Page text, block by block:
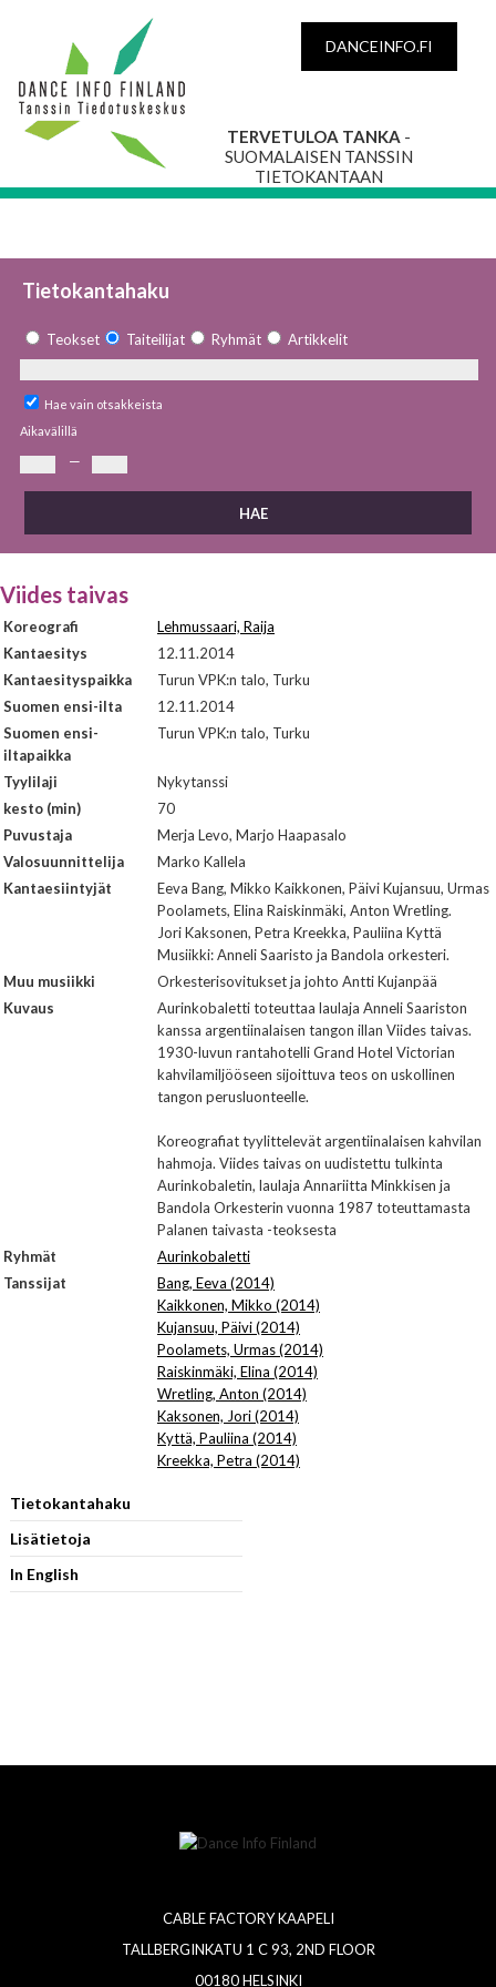
DANCEINFO.FI
TERVETULOA TANKA -
SUOMALAISEN TANSSIN
TIETOKANTAAN
Tietokantahaku
Teokset Taiteilijat Ryhmät Artikkelit
Hae vain otsakkeista
Aikavälillä
—
Viides taivas
Koreografi
Lehmussaari, Raija
Kantaesitys
12.11.2014
Kantaesityspaikka
Turun VPK:n talo, Turku
Suomen ensi-ilta
12.11.2014
Suomen ensi-
iltapaikka
Turun VPK:n talo, Turku
Tyylilaji
Nykytanssi
kesto (min)
70
Puvustaja
Merja Levo, Marjo Haapasalo
Valosuunnittelija
Marko Kallela
Kantaesiintyjät
Eeva Bang, Mikko Kaikkonen, Päivi Kujansuu, Urmas
Poolamets, Elina Raiskinmäki, Anton Wretling.
Jori Kaksonen, Petra Kreekka, Pauliina Kyttä
Musiikki: Anneli Saaristo ja Bandola orkesteri.
Muu musiikki
Orkesterisovitukset ja johto Antti Kujanpää
Kuvaus
Aurinkobaletti toteuttaa laulaja Anneli Saariston
kanssa argentiinalaisen tangon illan Viides taivas.
1930-luvun rantahotelli Grand Hotel Victorian
kahvilamiljööseen sijoittuva teos on uskollinen
tangon perusluonteelle.
Koreografiat tyylittelevät argentiinalaisen kahvilan
hahmoja. Viides taivas on uudistettu tulkinta
Aurinkobaletin, laulaja Annariitta Minkkisen ja
Bandola Orkesterin vuonna 1987 toteuttamasta
Palanen taivasta -teoksesta
Ryhmät
Aurinkobaletti
Tanssijat
Bang, Eeva (2014)
Kaikkonen, Mikko (2014)
Kujansuu, Päivi (2014)
Poolamets, Urmas (2014)
Raiskinmäki, Elina (2014)
Wretling, Anton (2014)
Kaksonen, Jori (2014)
Kyttä, Pauliina (2014)
Kreekka, Petra (2014)
Tietokantahaku
Lisätietoja
In English
CABLE FACTORY KAAPELI
TALLBERGINKATU 1 C 93, 2ND FLOOR
00180 HELSINKI